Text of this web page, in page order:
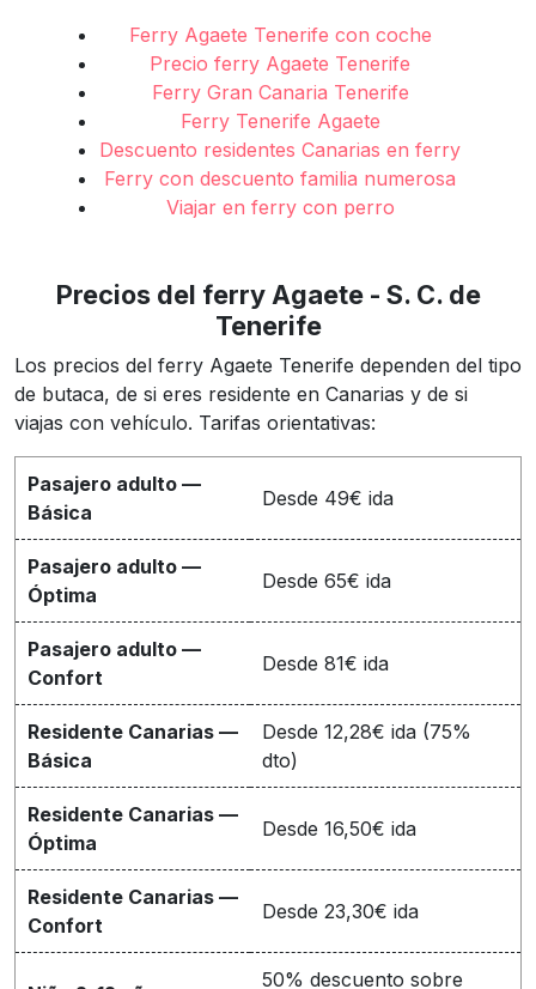
Ferry Agaete Tenerife con coche
Precio ferry Agaete Tenerife
Ferry Gran Canaria Tenerife
Ferry Tenerife Agaete
Descuento residentes Canarias en ferry
Ferry con descuento familia numerosa
Viajar en ferry con perro
Precios del ferry Agaete - S. C. de
Tenerife
Los precios del ferry Agaete Tenerife dependen del tipo
de butaca, de si eres residente en Canarias y de si
viajas con vehículo. Tarifas orientativas:
Pasajero adulto —
Básica
Desde 49€ ida
Pasajero adulto —
Óptima
Desde 65€ ida
Pasajero adulto —
Confort
Desde 81€ ida
Residente Canarias —
Básica
Desde 12,28€ ida (75%
dto)
Residente Canarias —
Óptima
Desde 16,50€ ida
Residente Canarias —
Confort
Desde 23,30€ ida
50% descuento sobre